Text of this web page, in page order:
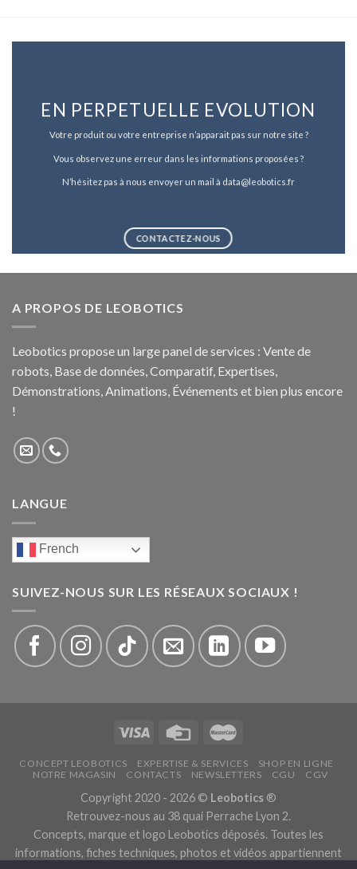
EN PERPETUELLE EVOLUTION
Votre produit ou votre entreprise n’apparait pas sur notre site ?
Vous observez une erreur dans les informations proposées ?
N’hésitez pas à nous envoyer un mail à data@leobotics.fr
CONTACTEZ-NOUS
A PROPOS DE LEOBOTICS
Leobotics propose un large panel de services : Vente de
robots, Base de données, Comparatif, Expertises,
Démonstrations, Animations, Événements et bien plus encore
!
LANGUE
French
SUIVEZ-NOUS SUR LES RÉSEAUX SOCIAUX !
CONCEPT LEOBOTICS EXPERTISE & SERVICES
SHOP EN LIGNE
NOTRE MAGASIN
CONTACTS NEWSLETTERS CGU CGV
Copyright 2020 - 2026 © Leobotics ®
Retrouvez-nous au 38 quai Perrache Lyon 2.
Concepts, marque et logo Leobotics déposés. Toutes les
informations, fiches techniques, photos et vidéos appartiennent